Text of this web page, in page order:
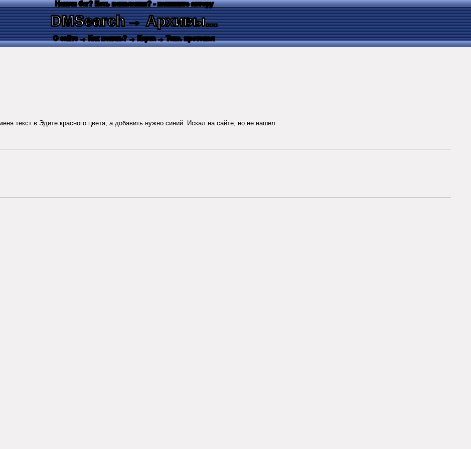
Нашли баг? Есть пожелания? - напишите автору
DMSearch→ Архивы...
О сайте → Как искать? → Карта → Текс. протокол
текст в Эдите красного цвета, а добавить нужно синий. Искал на сайте, но не нашел.